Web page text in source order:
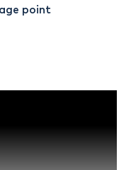
point